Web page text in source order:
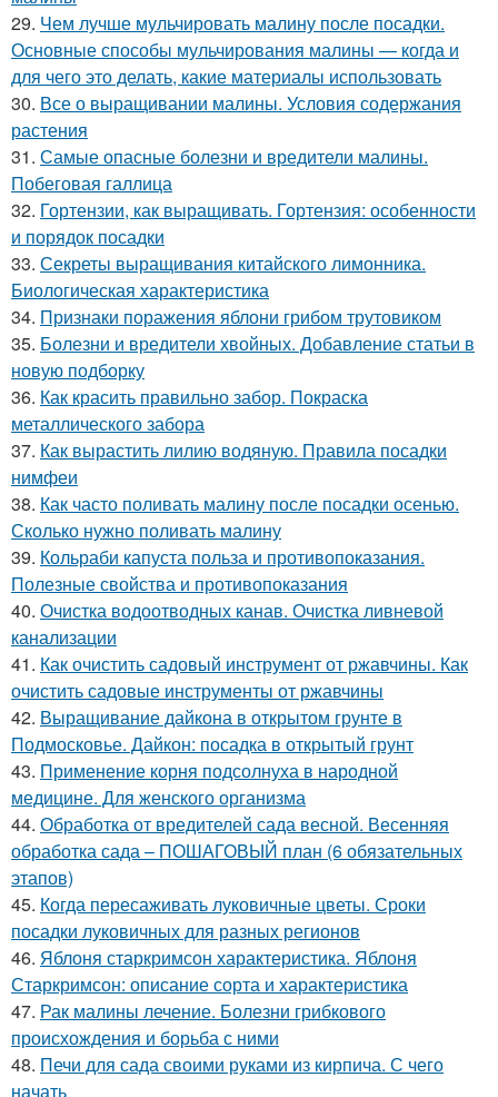
29. Чем лучше мульчировать малину после посадки.
Основные способы мульчирования малины — когда и
для чего это делать, какие материалы использовать
30. Все о выращивании малины. Условия содержания
растения
31. Самые опасные болезни и вредители малины.
Побеговая галлица
32. Гортензии, как выращивать. Гортензия: особенности
и порядок посадки
33. Секреты выращивания китайского лимонника.
Биологическая характеристика
34. Признаки поражения яблони грибом трутовиком
35. Болезни и вредители хвойных. Добавление статьи в
новую подборку
36. Как красить правильно забор. Покраска
металлического забора
37. Как вырастить лилию водяную. Правила посадки
нимфеи
38. Как часто поливать малину после посадки осенью.
Сколько нужно поливать малину
39. Кольраби капуста польза и противопоказания.
Полезные свойства и противопоказания
40. Очистка водоотводных канав. Очистка ливневой
канализации
41. Как очистить садовый инструмент от ржавчины. Как
очистить садовые инструменты от ржавчины
42. Выращивание дайкона в открытом грунте в
Подмосковье. Дайкон: посадка в открытый грунт
43. Применение корня подсолнуха в народной
медицине. Для женского организма
44. Обработка от вредителей сада весной. Весенняя
обработка сада – ПОШАГОВЫЙ план (6 обязательных
этапов)
45. Когда пересаживать луковичные цветы. Сроки
посадки луковичных для разных регионов
46. Яблоня старкримсон характеристика. Яблоня
Старкримсон: описание сорта и характеристика
47. Рак малины лечение. Болезни грибкового
происхождения и борьба с ними
48. Печи для сада своими руками из кирпича. С чего
начать